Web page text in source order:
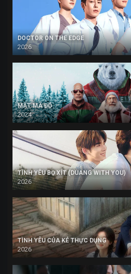
DOCTOR ON THE EDGE
2026
MẬT MÃ ĐỎ
2024
TÌNH YÊU BỌ XÍT (DUANG WITH YOU)
2026
TÌNH YÊU CỦA KẺ THỰC DỤNG
2026